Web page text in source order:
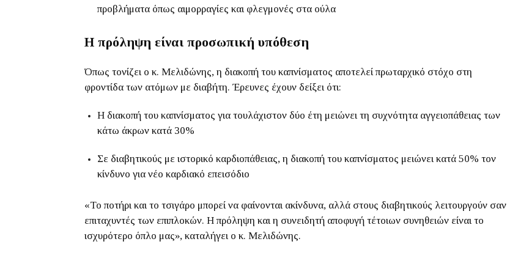
προβλήματα όπως αιμορραγίες και φλεγμονές στα ούλα
Η πρόληψη είναι προσωπική υπόθεση
Όπως τονίζει ο κ. Μελιδώνης, η διακοπή του καπνίσματος αποτελεί πρωταρχικό στόχο στη
φροντίδα των ατόμων με διαβήτη. Έρευνες έχουν δείξει ότι:
Η διακοπή του καπνίσματος για τουλάχιστον δύο έτη μειώνει τη συχνότητα αγγειοπάθειας των
κάτω άκρων κατά 30%
Σε διαβητικούς με ιστορικό καρδιοπάθειας, η διακοπή του καπνίσματος μειώνει κατά 50% τον
κίνδυνο για νέο καρδιακό επεισόδιο
«Το ποτήρι και το τσιγάρο μπορεί να φαίνονται ακίνδυνα, αλλά στους διαβητικούς λειτουργούν σαν
επιταχυντές των επιπλοκών. Η πρόληψη και η συνειδητή αποφυγή τέτοιων συνηθειών είναι το
ισχυρότερο όπλο μας», καταλήγει ο κ. Μελιδώνης.